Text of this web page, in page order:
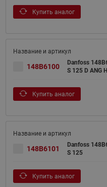
Купить аналог
148B6100
Danfoss
S 125 D ANG
Купить аналог
148B6101
Danfoss
S 125
Купить аналог